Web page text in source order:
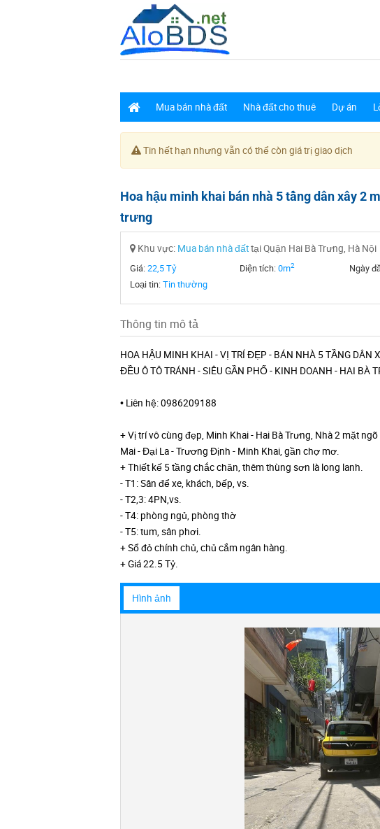
Mua bán nhà đất Nhà đất cho thuê Dự án
Tin hết hạn nhưng vẫn có thể còn giá trị giao dịch
Hoa hậu minh khai bán nhà 5 tầng dân xây 2
trưng
Khu vực: Mua bán nhà đấttại Quận Hai Bà Trưng, Hà Nội
Giá:22,5 Tỷ Diện tích:0m2 Ngày
Loại tin:Tin thường
Thông tin mô tả
HOA HẬU MINH KHAI - VỊ TRÍ ĐẸP - BÁN NHÀ 5 TẦNG DÂN
ĐỀU Ô TÔ TRÁNH - SIÊU GẦN PHỐ - KINH DOANH - HAI BÀ
• Liên hệ: 0986209188
+ Vị trí vô cùng đẹp, Minh Khai - Hai Bà Trưng, Nhà 2 mặt
Mai - Đại La - Trương Định - Minh Khai, gần chợ mơ.
+ Thiết kế 5 tầng chắc chăn, thêm thùng sơn là long lanh.
- T1: Sân để xe, khách, bếp, vs.
- T2,3: 4PN,vs.
- T4: phòng ngủ, phòng thờ
- T5: tum, sân phơi.
+ Sổ đỏ chính chủ, chủ cắm ngân hàng.
+ Giá 22.5 Tỷ.
Hình ảnh